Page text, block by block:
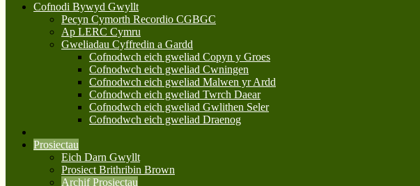
Cofnodi Bywyd Gwyllt
Pecyn Cymorth Recordio CGBGC
Ap LERC Cymru
Gweliadau Cyffredin a Gardd
Cofnodwch eich gweliad Copyn y Groes
Cofnodwch eich gweliad Cwningen
Cofnodwch eich gweliad Malwen yr Ardd
Cofnodwch eich gweliad Twrch Daear
Cofnodwch eich gweliad Gwlithen Seler
Cofnodwch eich gweliad Draenog
Prosiectau
Eich Darn Gwyllt
Prosiect Brithribin Brown
Archif Prosiectau